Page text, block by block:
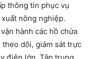
thông tin phục vụ
nông nghiệp.
hành các hồ chứa
dõi, giám sát trực